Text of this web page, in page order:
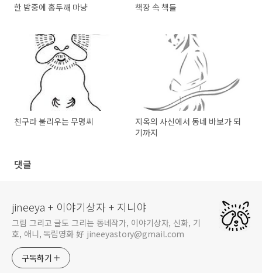
한 밤중에 홍두깨 마냥 책장 속 책들
친구라 불리우는 무명씨
지옥의 사신에서 동네 바보가 되
기까지
댓글
jineeya + 이야기상자 + 지니야
그림 그리고 글도 그리는 동네작가, 이야기상자, 신화, 기
호, 애니, 독립영화 好 jineeyastory@gmail.com
구독하기